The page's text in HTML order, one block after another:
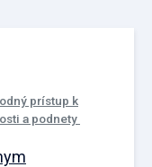
prístup k
a podnety